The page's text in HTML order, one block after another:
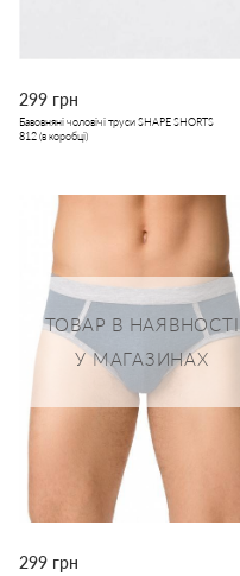
299 грн
Бавовняні чоловічі труси SHAPE SHORTS
812 (в коробці)
ТОВАР В НАЯВНОСТІ
У МАГАЗИНАХ
299 грн